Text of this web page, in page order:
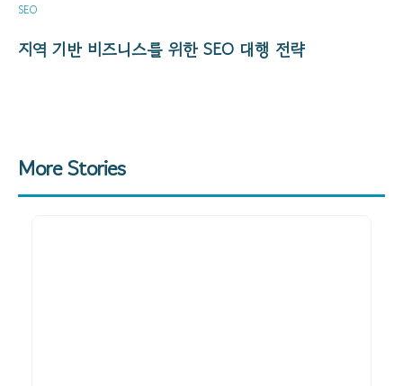
SEO
지역 기반 비즈니스를 위한 SEO 대행 전략
More Stories